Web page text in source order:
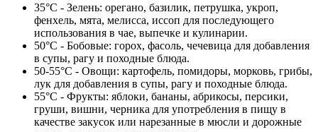
35°C - Зелень: орегано, базилик, петрушка, укроп,
фенхель, мята, мелисса, иссоп для последующего
использования в чае, выпечке и кулинарии.
50°С - Бобовые: горох, фасоль, чечевица для добавления
в супы, рагу и походные блюда.
50-55°C - Овощи: картофель, помидоры, морковь, грибы,
лук для добавления в супы, рагу и походные блюда.
55°С - Фрукты: яблоки, бананы, абрикосы, персики,
груши, вишни, черника для употребления в пищу в
качестве закусок или нарезанные в мюсли и дорожные